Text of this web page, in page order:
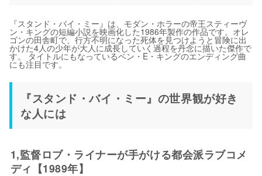
『スタンド・バイ・ミー』は、モダン・ホラーの帝王スティーヴ
ン・キングの短編小説を映画化した1986年製作の作品です。オレ
ゴンの田舎町で、行方不明になった死体を見つけようと冒険に出
かけた4人の少年が大人に成長していく過程を丹念に描いた傑作で
す。 タイトルにもなっているベン・E・キングのエンディング曲
にも注目です。
『スタンド・バイ・ミー』の世界観が好き
な人には
1,監督ロブ・ライナーが手がける都会派ラブコメ
ディ【1989年】